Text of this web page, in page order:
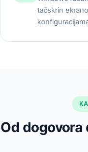
tačskrin
Od dogovora